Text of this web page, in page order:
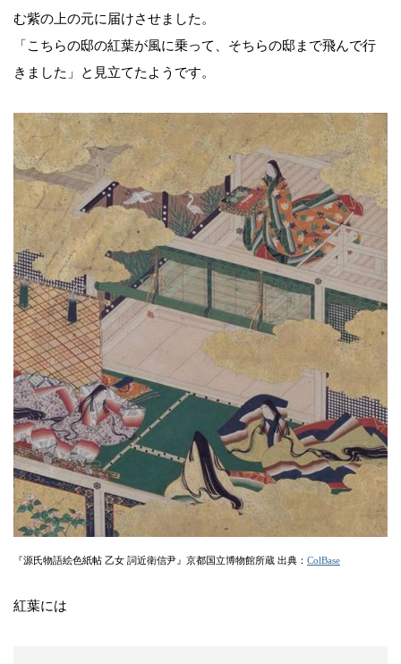
む紫の上の元に届けさせました。
「こちらの邸の紅葉が風に乗って、そちらの邸まで飛んで行
きました」と見立てたようです。
『源氏物語絵色紙帖 乙女 詞近衛信尹』京都国立博物館所蔵 出典： ColBase
紅葉には